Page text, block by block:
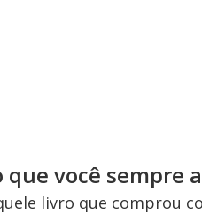
que você sempre
livro que comprou